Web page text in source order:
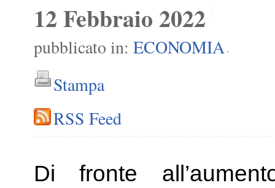
12 Febbraio 2022
pubblicato in: ECONOMIA -
Stampa
RSS Feed
Di fronte